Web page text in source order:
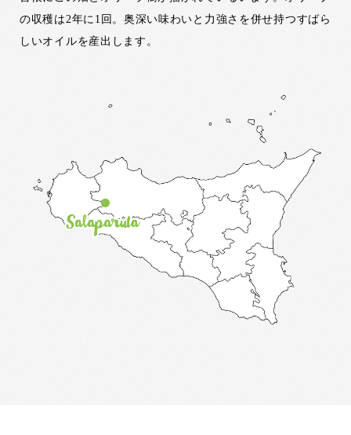
の収穫は2年に1回。奥深い味わいと力強さを併せ持つすばら
しいオイルを産出します。